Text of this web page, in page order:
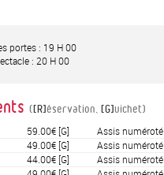
portes : 19 H 00
: 20 H 00
( [R]éservation, [G]uichet)
59.00€[G]
Assis numéroté
49.00€[G]
Assis numéroté
44.00€[G]
Assis numéroté